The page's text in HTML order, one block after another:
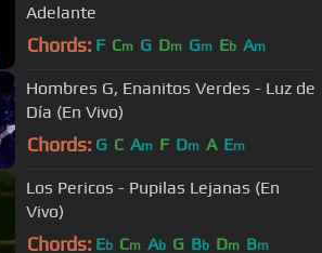
Adelante
Chords: F Cm G Dm Gm Eb Am
Hombres G, Enanitos Verdes - Luz de
Día (En Vivo)
Chords: G C Am F Dm A Em
Los Pericos - Pupilas Lejanas (En
Vivo)
Chords: Eb Cm Ab G Bb Dm Bm